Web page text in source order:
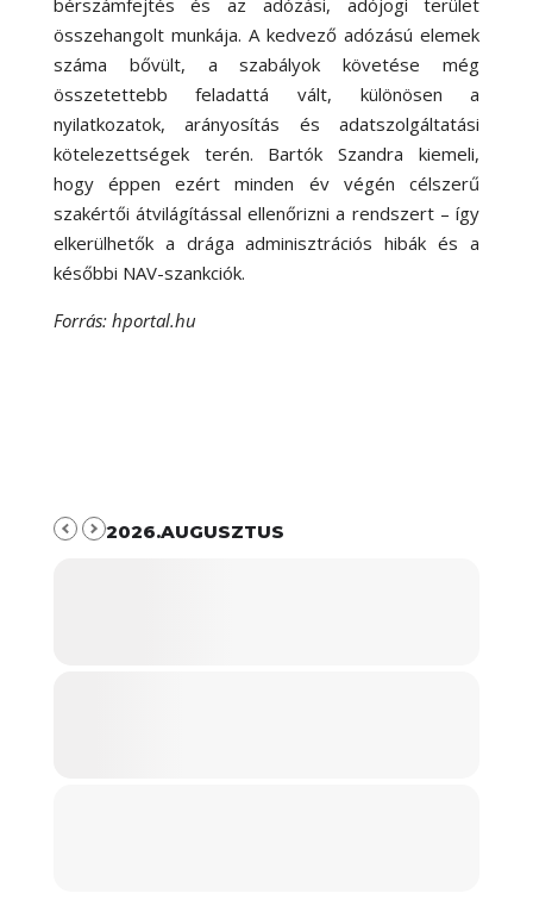
bérszámfejtés és az adózási, adójogi terület
összehangolt munkája. A kedvező adózású elemek
száma bővült, a szabályok követése még
összetettebb feladattá vált, különösen a
nyilatkozatok, arányosítás és adatszolgáltatási
kötelezettségek terén. Bartók Szandra kiemeli,
hogy éppen ezért minden év végén célszerű
szakértői átvilágítással ellenőrizni a rendszert – így
elkerülhetők a drága adminisztrációs hibák és a
későbbi NAV-szankciók.
Forrás: hportal.hu
2026.AUGUSZTUS